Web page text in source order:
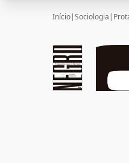
Início|Sociologia |